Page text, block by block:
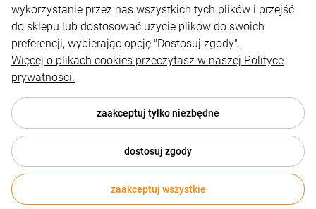
Płatność i dostawa
Moje konto
Regulamin
Styl graficzny ShopGadget.pl
Sklep internetowy Shoper.pl
wykorzystanie przez nas wszystkich tych plików i przejść
do sklepu lub dostosować użycie plików do swoich
preferencji, wybierając opcję "Dostosuj zgody".
Więcej o plikach cookies przeczytasz w naszej Polityce
prywatności.
zaakceptuj tylko niezbędne
dostosuj zgody
zaakceptuj wszystkie